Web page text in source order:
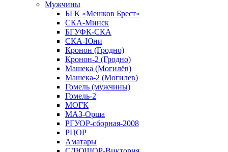
Мужчины
БГК «Мешков Брест»
СКА-Минск
БГУФК-СКА
СКА-Юни
Кронон (Гродно)
Кронон-2 (Гродно)
Машека (Могилёв)
Машека-2 (Могилев)
Гомель (мужчины)
Гомель-2
МОГК
МАЗ-Орша
РГУОР-сборная-2008
РЦОР
Аматары